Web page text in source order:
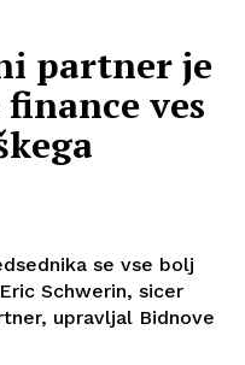
partner je
ves
se vse bolj
Schwerin, sicer
upravljal Bidnove